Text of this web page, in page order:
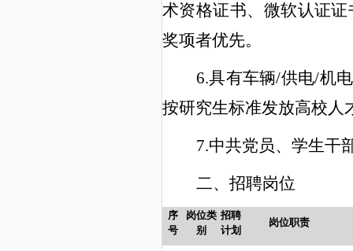
术资格证书、微软认证
奖项者优先。
6.具有车辆/供电/机
按研究生标准发放高校人
7.中共党员、学生干
二、 招聘岗位
序
号
岗位类
别
招聘
计划
岗位职责